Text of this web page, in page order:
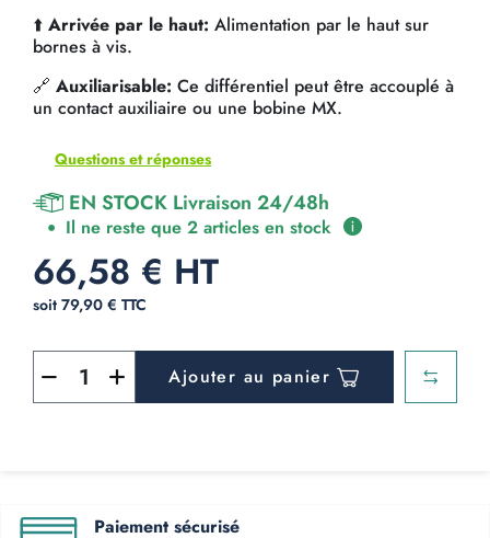
⬆️ Arrivée par le haut: Alimentation par le haut sur
bornes à vis.
🔗 Auxiliarisable: Ce différentiel peut être accouplé à
un contact auxiliaire ou une bobine MX.
Questions et réponses
EN STOCK Livraison 24/48h
Il ne reste que 2 articles en stock
66,58 € HT
soit 79,90 € TTC
Ajouter au panier
Paiement sécurisé